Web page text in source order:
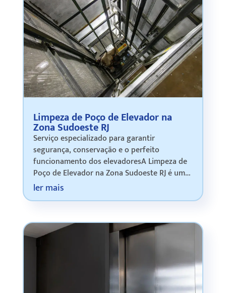
Limpeza de Poço de Elevador na
Zona Sudoeste RJ
Serviço especializado para garantir
segurança, conservação e o perfeito
funcionamento dos elevadoresA Limpeza de
Poço de Elevador na Zona Sudoeste RJ é um
serviço essencial para manter o sistema de
ler mais